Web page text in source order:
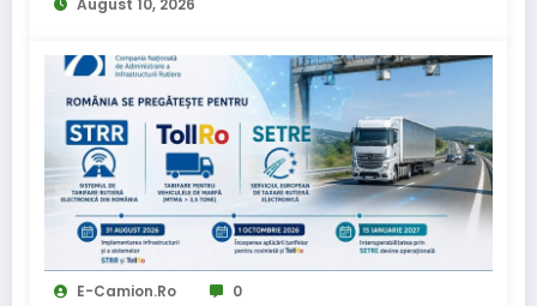
camion
August 10, 2026
E-Camion.ro 0